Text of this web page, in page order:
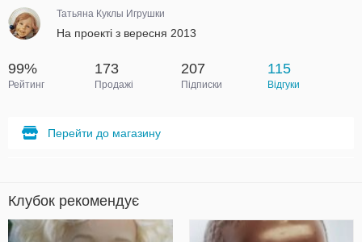
Татьяна Куклы Игрушки
На проекті з вересня 2013
99%
Рейтинг
173
Продажі
207
Підписки
115
Відгуки
Перейти до магазину
Клубок рекомендує